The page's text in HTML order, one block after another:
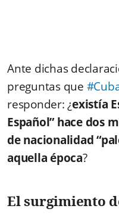
Ante dichas
preguntas que
responder: ¿existía
Español” hace dos
de nacionalidad
aquella época?
El surgimiento